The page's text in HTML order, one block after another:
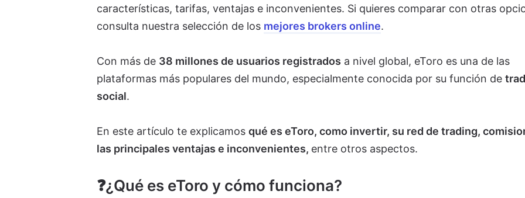
características, tarifas, ventajas e inconvenientes. Si quieres comparar con otras
consulta nuestra selección de los mejores brokers online.
Con más de 38 millones de usuarios registrados a nivel global, eToro es una de las
plataformas más populares del mundo, especialmente conocida por su función de
social.
En este artículo te explicamos qué es eToro, como invertir, su red de trading,
las principales ventajas e inconvenientes, entre otros aspectos.
❓¿Qué es eToro y cómo funciona?